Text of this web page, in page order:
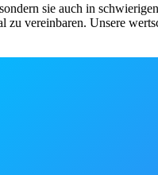
sie auch in
vereinbaren. Unsere